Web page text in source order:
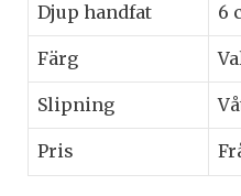
Djup handfat 6
Färg
Slipning
Pris